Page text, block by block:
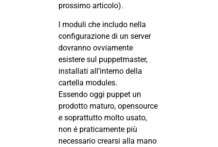
prossimo articolo).
I moduli che includo nella
configurazione di un server
dovranno ovviamente
esistere sul puppetmaster,
installati all’interno della
cartella modules.
Essendo oggi puppet un
prodotto maturo, opensource
e soprattutto molto usato,
non é praticamente più
necessario crearsi alla mano